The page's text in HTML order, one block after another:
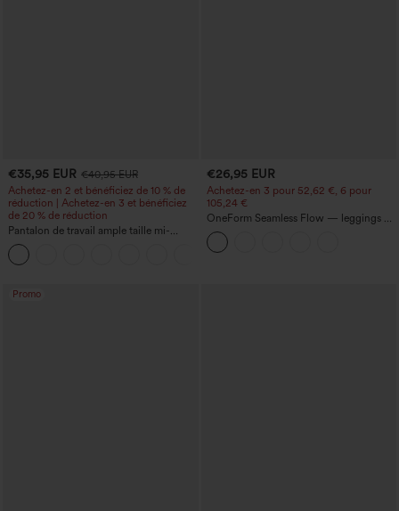
€35,95 EUR €40,95 EUR
Achetez-en 2 et bénéficiez de 10 % de
réduction | Achetez-en 3 et bénéficiez
de 20 % de réduction
Pantalon de travail ample taille mi-
haute, coupe « barrel » (jambe en forme
de tonneau) avec poches
€26,95 EUR
Achetez-en 3 pour 52,62 €, 6 pour
105,24 €
OneForm Seamless Flow — leggings de
yoga sans coutures, taille mi-haute, effet
gainant pour le ventre et liftant pour les
fesses
Promo